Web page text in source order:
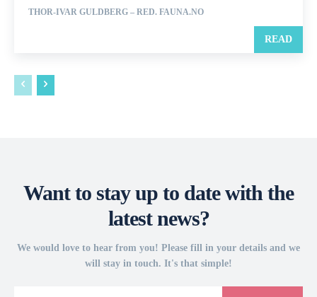
THOR-IVAR GULDBERG – RED. FAUNA.NO
READ
Want to stay up to date with the
latest news?
We would love to hear from you! Please fill in your details and we
will stay in touch. It's that simple!